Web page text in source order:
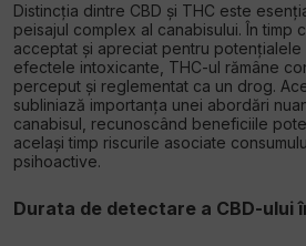
Distincția dintre CBD și THC este
peisajul complex al canabisului. În timp
acceptat și apreciat pentru
efectele intoxicante, THC-ul rămâne
perceput și reglementat ca un drog.
subliniază importanța unei abordări
canabisul, recunoscând beneficiile
același timp riscurile asociate
psihoactive.
Durata de detectare a CBD-ului